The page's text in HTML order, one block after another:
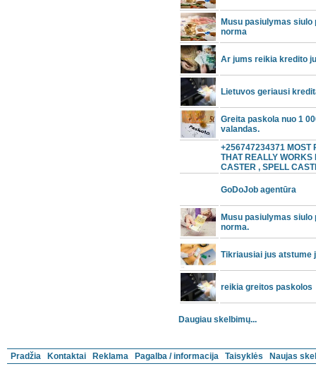
Musu pasiulymas siulo
norma
Ar jums reikia kredito
Lietuvos geriausi
Greita paskola nuo 1
valandas.
+256747234371 MOST
THAT REALLY
CASTER , SPELL
GoDoJob agentūra
Musu pasiulymas siulo
norma.
Tikriausiai jus atstume
reikia greitos paskolos
Daugiau skelbimų...
Pradžia Kontaktai Reklama Pagalba / informacija Taisyklės Naujas